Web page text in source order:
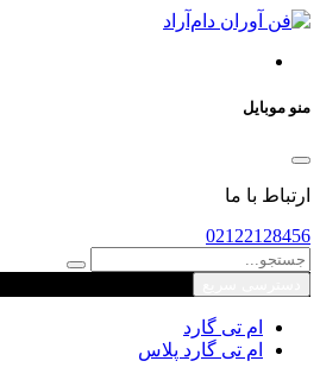
منو موبایل
ارتباط با ما
02122128456
ام تی گارد
ام تی گارد پلاس